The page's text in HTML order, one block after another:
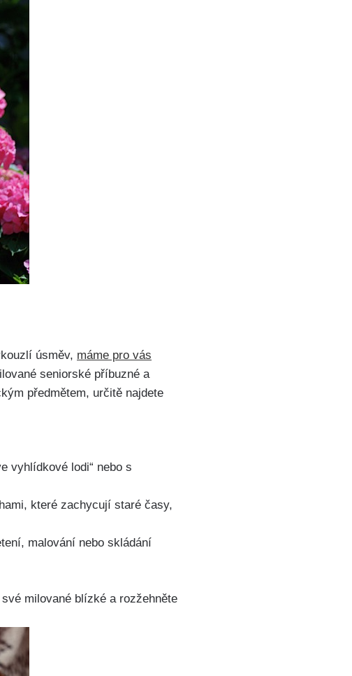
úsměv, máme pro vás
seniorské příbuzné a
předmětem, určitě najdete
vyhlídkové lodi“ nebo s
které zachycují staré časy,
malování nebo skládání
milované blízké a rozžehněte